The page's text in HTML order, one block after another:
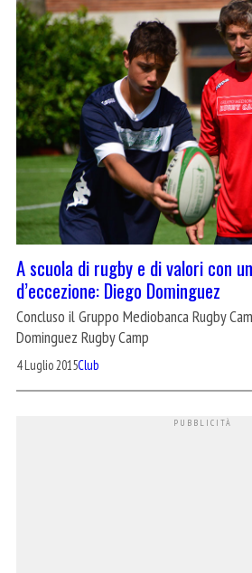
A scuola di rugby e di valori con
d’eccezione: Diego Dominguez
Concluso il Gruppo Mediobanca Rugby
Dominguez Rugby Camp
4 Luglio 2015Club